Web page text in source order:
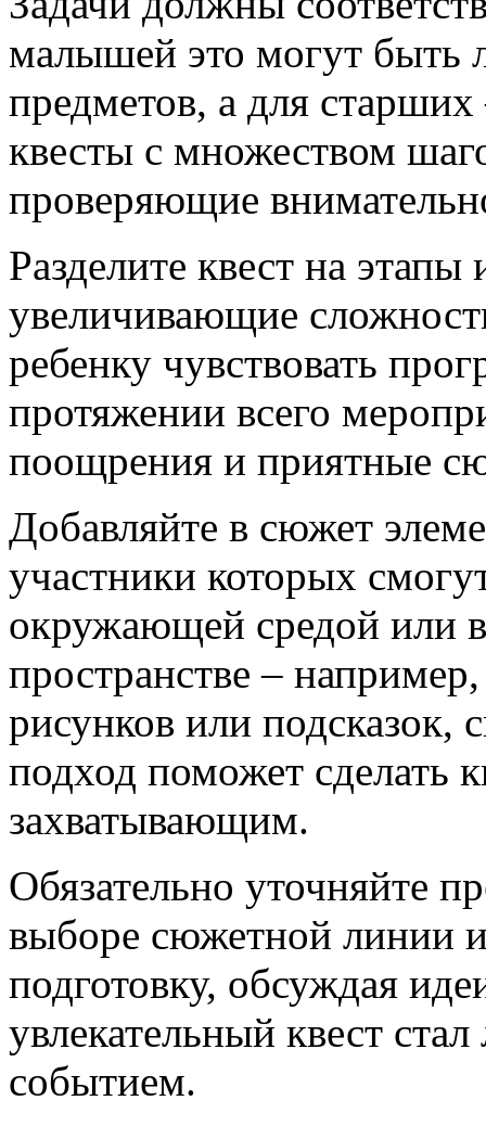
малышей это могут быть
предметов, а для старших
квесты с множеством
проверяющие
Разделите квест на этапы
увеличивающие
ребенку чувствовать
протяжении всего
поощрения и приятные
Добавляйте в сюжет
участники которых
окружающей средой или
пространстве –
рисунков или подсказок,
подход поможет сделать
захватывающим.
Обязательно уточняйте
выборе сюжетной линии и
подготовку, обсуждая
увлекательный квест
событием.